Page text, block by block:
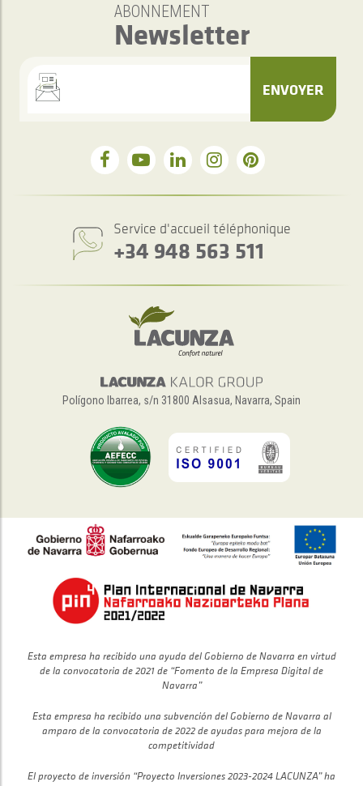
ABONNEMENT
Newsletter
ENVOYER
Service d'accueil téléphonique
+34 948 563 511
Polígono Ibarrea, s/n 31800 Alsasua, Navarra, Spain
Esta empresa ha recibido una ayuda del Gobierno de Navarra en virtud
de la convocatoria de 2021 de “Fomento de la Empresa Digital de
Navarra”
Esta empresa ha recibido una subvención del Gobierno de Navarra al
amparo de la convocatoria de 2022 de ayudas para mejora de la
competitividad
El proyecto de inversión “Proyecto Inversiones 2023-2024 LACUNZA” ha